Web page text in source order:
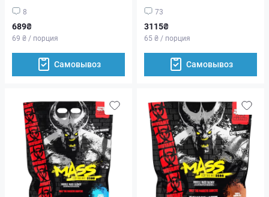
8
689₴
69 ₴ / порция
Самовывоз
73
3115₴
65 ₴ / порция
Самовывоз